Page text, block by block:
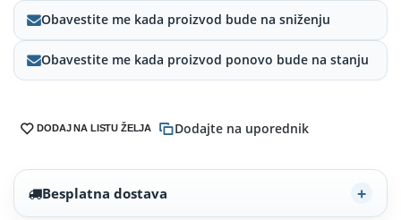
Obavestite me kada proizvod bude na sniženju
Obavestite me kada proizvod ponovo bude na stanju
DODAJ NA LISTU ŽELJA Dodajte na uporednik
Besplatna dostava